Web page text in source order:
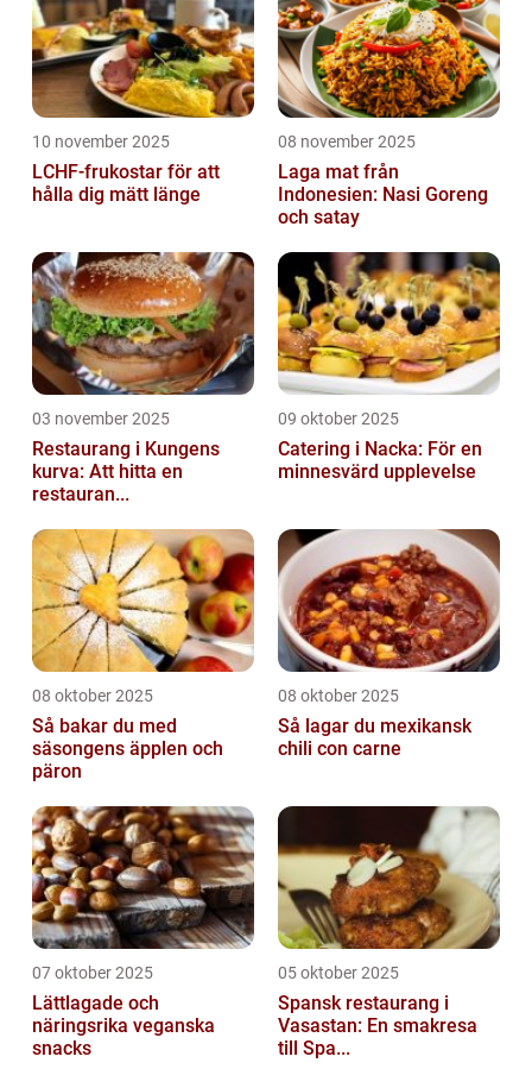
10 november 2025
LCHF-frukostar för att
hålla dig mätt länge
08 november 2025
Laga mat från
Indonesien: Nasi Goreng
och satay
03 november 2025
Restaurang i Kungens
kurva: Att hitta en
restauran...
09 oktober 2025
Catering i Nacka: För en
minnesvärd upplevelse
08 oktober 2025
Så bakar du med
säsongens äpplen och
päron
08 oktober 2025
Så lagar du mexikansk
chili con carne
07 oktober 2025
Lättlagade och
näringsrika veganska
snacks
05 oktober 2025
Spansk restaurang i
Vasastan: En smakresa
till Spa...